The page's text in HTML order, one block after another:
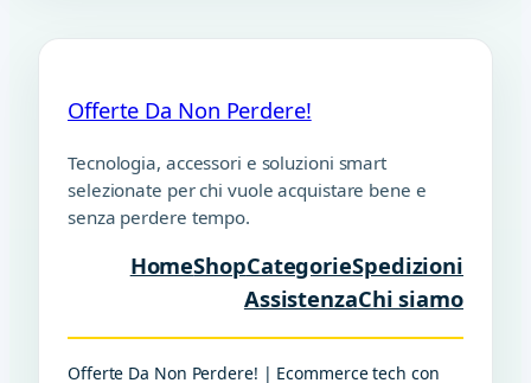
Offerte Da Non Perdere!
Tecnologia, accessori e soluzioni smart
selezionate per chi vuole acquistare bene e
senza perdere tempo.
HomeShopCategorieSpedizioni
AssistenzaChi siamo
Offerte Da Non Perdere! | Ecommerce tech con